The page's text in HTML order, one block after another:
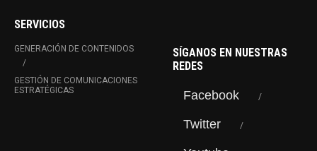
SERVICIOS
GENERACIÓN DE CONTENIDOS
GESTIÓN DE COMUNICACIONES
ESTRATÉGICAS
SÍGANOS EN NUESTRAS
REDES
Facebook
Twitter